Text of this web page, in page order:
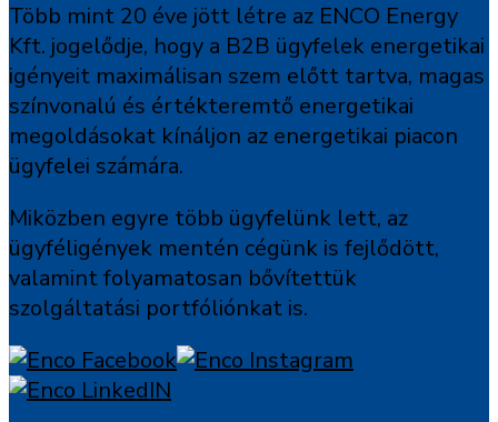
Több mint 20 éve jött létre az ENCO Energy
Kft. jogelődje, hogy a B2B ügyfelek energetikai
igényeit maximálisan szem előtt tartva, magas
színvonalú és értékteremtő energetikai
megoldásokat kínáljon az energetikai piacon
ügyfelei számára.
Miközben egyre több ügyfelünk lett, az
ügyféligények mentén cégünk is fejlődött,
valamint folyamatosan bővítettük
szolgáltatási portfóliónkat is.